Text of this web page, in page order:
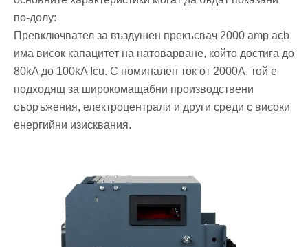
по-долу:
Превключвател за въздушен прекъсвач 2000 amp acb
има висок капацитет на натоварване, който достига до
80kA до 100kA Icu. С номинален ток от 2000A, той е
подходящ за широкомащабни производствени
съоръжения, електроцентрали и други среди с високи
енергийни изисквания.